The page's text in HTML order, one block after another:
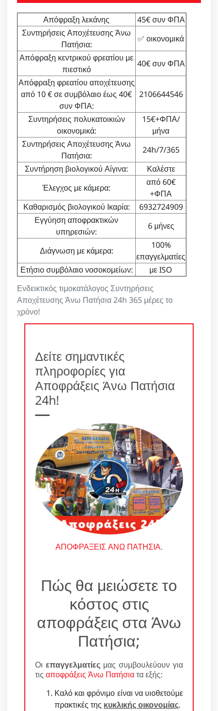
Ενδεικτικός τιμοκατάλογος Συντηρήσεις
Αποχέτευσης Άνω Πατήσια 24h 365 μέρες το
χρόνο!
Απόφραξη λεκάνης
45€ συν ΦΠΑ
Συντηρήσεις Αποχέτευσης Άνω
Πατήσια:
✅ οικονομικά
Απόφραξη κεντρικού φρεατίου με
πιεστικό
40€ συν ΦΠΑ
Απόφραξη φρεατίου αποχέτευσης
από 10 € σε συμβόλαιο έως 40€
συν ΦΠΑ:
2106644546
Συντηρήσεις πολυκατοικιών
οικονομικά:
15€+ΦΠΑ/
μήνα
Συντηρήσεις Αποχέτευσης Άνω
Πατήσια:
24h/7/365
Συντήρηση βιολογικού Αίγινα:
Καλέστε
Έλεγχος με κάμερα:
από 60€
+ΦΠΑ
Καθαρισμός βιολογικού Ικαρία:
6932724909
Εγγύηση αποφρακτικών
υπηρεσιών:
6 μήνες
Διάγνωση με κάμερα:
100%
επαγγελματίες
Ετήσιο συμβόλαιο νοσοκομείων:
με ISO
Δείτε σημαντικές
πληροφορίες για
Αποφράξεις Άνω Πατήσια
24h!
ΑΠΟΦΡΑΞΕΙΣ ΑΝΩ ΠΑΤΗΣΙΑ.
Πώς θα μειώσετε το
κόστος στις
αποφράξεις στα Άνω
Πατήσια;
Οι επαγγελματίες μας συμβουλεύουν για
τις αποφράξεις Άνω Πατήσιατα εξής:
Καλό και φρόνιμο είναι να υιοθετούμε
πρακτικές της κυκλικής οικονομίας.